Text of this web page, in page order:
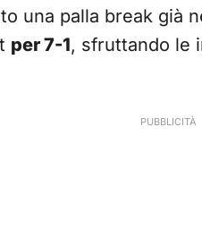
una palla break già
per 7-1, sfruttando le